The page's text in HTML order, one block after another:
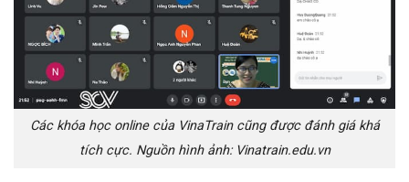
Các khóa học online của VinaTrain cũng được đánh giá khá
tích cực. Nguồn hình ảnh: Vinatrain.edu.vn